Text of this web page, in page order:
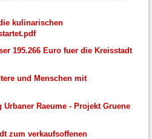
kulinarischen
195.266 Euro fuer die Kreisstadt
und Menschen mit
Raeume - Projekt Gruene
zum verkaufsoffenen